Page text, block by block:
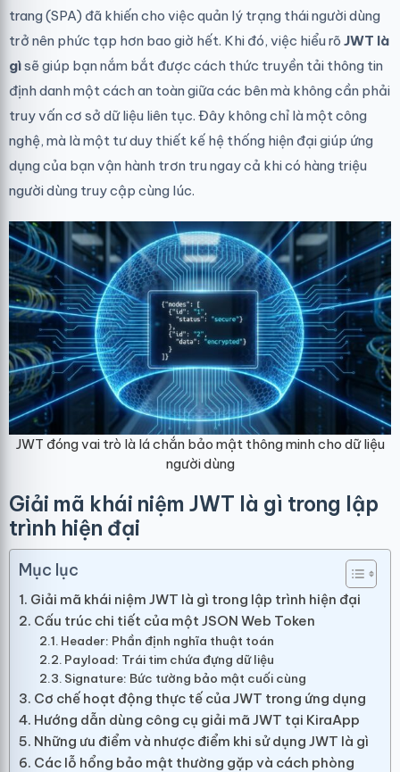
trang (SPA) đã khiến cho việc quản lý trạng thái người dùng
trở nên phức tạp hơn bao giờ hết. Khi đó, việc hiểu rõ JWT là
gìsẽ giúp bạn nắm bắt được cách thức truyền tải thông tin
định danh một cách an toàn giữa các bên mà không cần phải
truy vấn cơ sở dữ liệu liên tục. Đây không chỉ là một công
nghệ, mà là một tư duy thiết kế hệ thống hiện đại giúp ứng
dụng của bạn vận hành trơn tru ngay cả khi có hàng triệu
người dùng truy cập cùng lúc.
JWT đóng vai trò là lá chắn bảo mật thông minh cho dữ liệu
người dùng
Giải mã khái niệm JWT là gì trong lập
trình hiện đại
Mục lục
Giải mã khái niệm JWT là gì trong lập trình hiện đại
Cấu trúc chi tiết của một JSON Web Token
Header: Phần định nghĩa thuật toán
Payload: Trái tim chứa đựng dữ liệu
Signature: Bức tường bảo mật cuối cùng
Cơ chế hoạt động thực tế của JWT trong ứng dụng
Hướng dẫn dùng công cụ giải mã JWT tại KiraApp
Những ưu điểm và nhược điểm khi sử dụng JWT là gì
Các lỗ hổng bảo mật thường gặp và cách phòng